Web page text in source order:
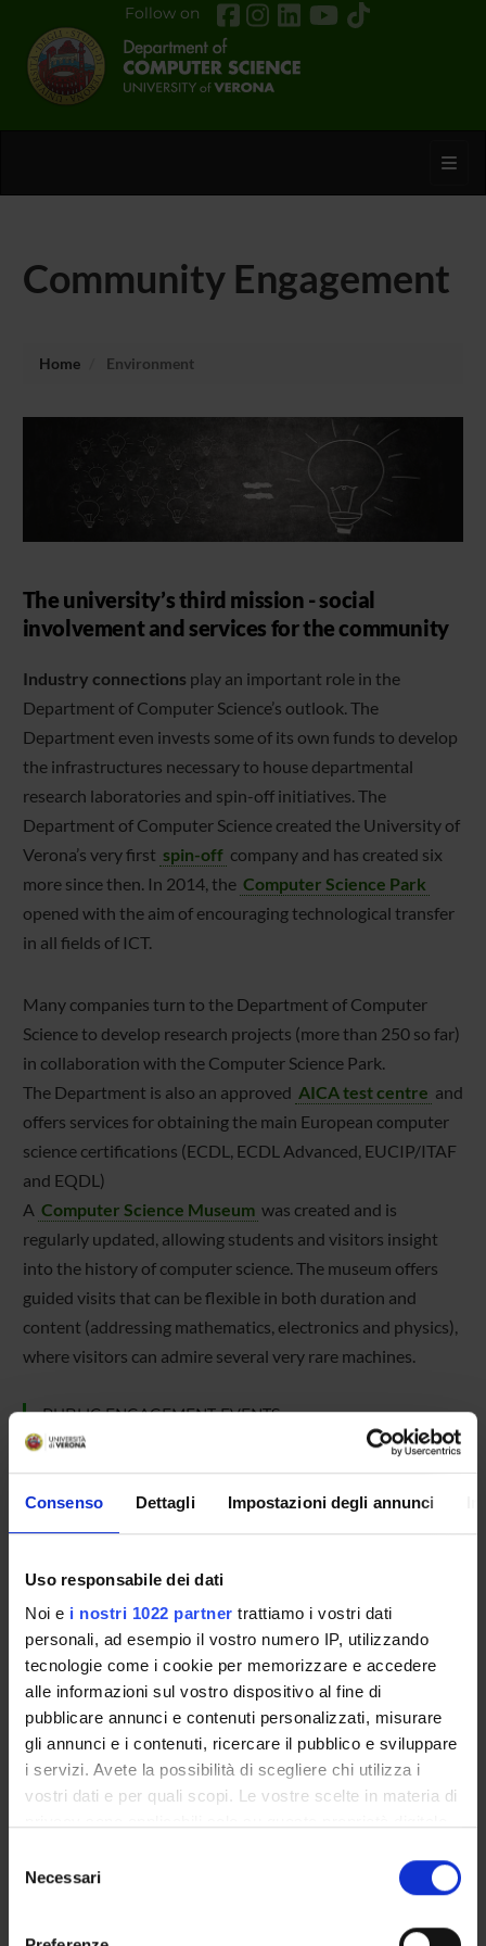
Consenso Dettagli Impostazioni degli annunci
Uso responsabile dei dati
Noi e i nostri 1022 partner trattiamo i vostri dati
personali, ad esempio il vostro numero IP, utilizzando
tecnologie come i cookie per memorizzare e accedere
alle informazioni sul vostro dispositivo al fine di
pubblicare annunci e contenuti personalizzati, misurare
gli annunci e i contenuti, ricercare il pubblico e sviluppare
i servizi. Avete la possibilità di scegliere chi utilizza i
vostri dati e per quali scopi. Le vostre scelte in materia di
modificare o revocare il proprio consenso in qualsiasi
momento dalla Dichiarazione sui cookie o facendo clic
delNecessari
Follow on
Community Engagement
Home Environment
The university’s third mission - social
involvement and services for the community
Industry connections play an important role in the
Department of Computer Science’s outlook. The
Department even invests some of its own funds to develop
the infrastructures necessary to house departmental
research laboratories and spin-off initiatives. The
Department of Computer Science created the University of
Verona’s very first spin-off company and has created six
more since then. In 2014, the Computer Science Park
opened with the aim of encouraging technological transfer
in all fields of ICT.
Many companies turn to the Department of Computer
Science to develop research projects (more than 250 so far)
in collaboration with the Computer Science Park.
The Department is also an approved AICA test centre and
offers services for obtaining the main European computer
science certifications (ECDL, ECDL Advanced, EUCIP/ITAF
and EQDL)
A Computer Science Museum was created and is
regularly updated, allowing students and visitors insight
into the history of computer science. The museum offers
guided visits that can be flexible in both duration and
content (addressing mathematics, electronics and physics),
where visitors can admire several very rare machines.
PUBLIC ENGAGEMENT EVENTS
The term "public engagement" refers to the set of non-profit
value, carried out for the benefit of audiences other than
students, the scientific community, or businesses.
Link
SEARCH
Search by key words.
The search results will show people,
publications, research projects and skills within